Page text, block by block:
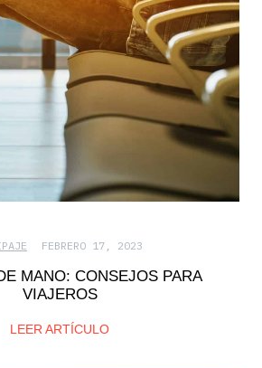
FEBRERO 17, 2023
MANO: CONSEJOS PARA
VIAJEROS
LEER ARTÍCULO